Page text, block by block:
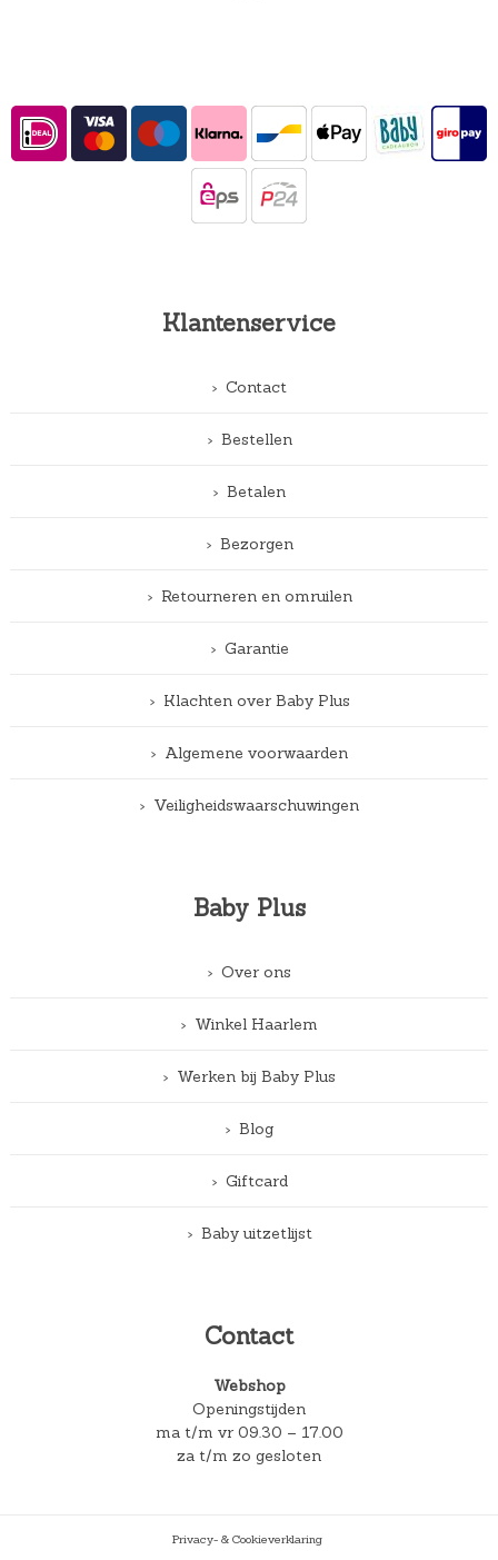
Klantenservice
Contact
Bestellen
Betalen
Bezorgen
Retourneren en omruilen
Garantie
Klachten over Baby Plus
Algemene voorwaarden
Veiligheidswaarschuwingen
Baby Plus
Over ons
Winkel Haarlem
Werken bij Baby Plus
Blog
Giftcard
Baby uitzetlijst
Contact
Webshop
Openingstijden
ma t/m vr 09.30 – 17.00
za t/m zo gesloten
Privacy- & Cookieverklaring